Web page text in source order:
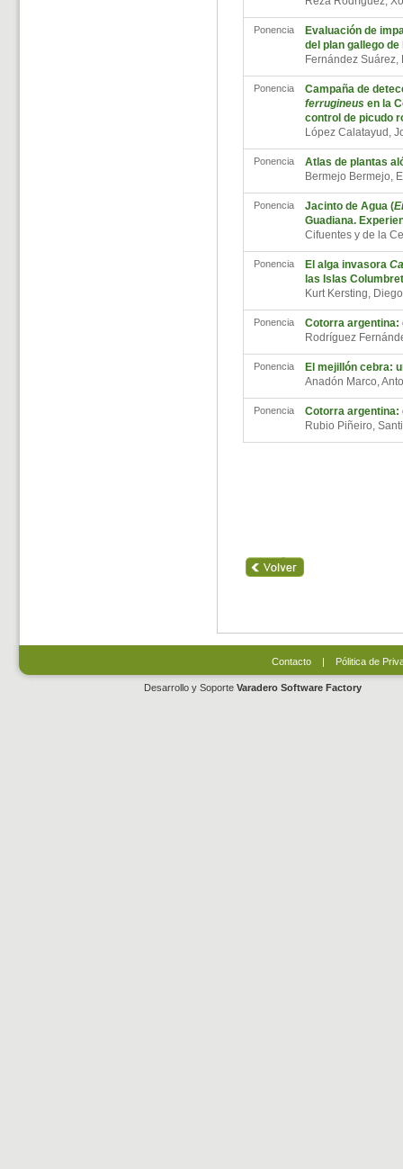
Ponencia
Evaluación de
del plan gallego
Fernández
Ponencia
Campaña de
ferrugineusen la
control de picudo
López Calatayud,
Ponencia
Atlas de plantas
Bermejo Bermejo,
Ponencia Jacinto de Agua (
Guadiana.
Cifuentes y de la
Ponencia El alga invasora
las Islas
Kurt Kersting,
Ponencia
Cotorra argentina:
Rodríguez
Ponencia
El mejillón cebra:
Anadón Marco,
Ponencia
Cotorra argentina:
Rubio Piñeiro,
Contacto| Pólitica de
Desarrollo y Soporte Varadero Software Factory